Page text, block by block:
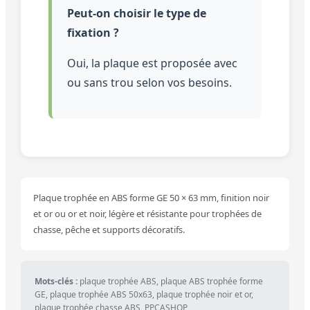
Peut-on choisir le type de
fixation ?
Oui, la plaque est proposée avec
ou sans trou selon vos besoins.
Plaque trophée en ABS forme GE 50 × 63 mm, finition noir
et or ou or et noir, légère et résistante pour trophées de
chasse, pêche et supports décoratifs.
Mots-clés :plaque trophée ABS, plaque ABS trophée forme
GE, plaque trophée ABS 50x63, plaque trophée noir et or,